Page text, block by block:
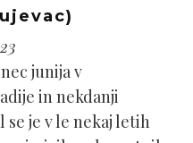
junija v
in nekdanji
je v le nekaj letih